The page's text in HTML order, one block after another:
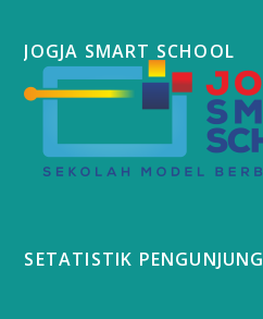
JOGJA SMART SCHOOL
SETATISTIK PENGUNJUNG